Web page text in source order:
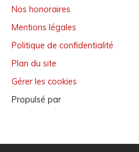
Nos honoraires
Mentions légales
Politique de confidentialité
Plan du site
Gérer les cookies
Propulsé par